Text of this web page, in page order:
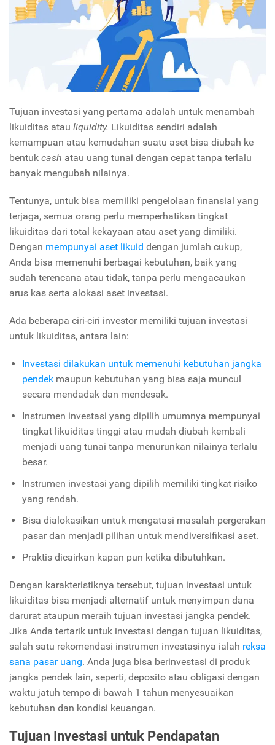
Tujuan investasi yang pertama adalah untuk menambah
likuiditas atau liquidity. Likuiditas sendiri adalah
kemampuan atau kemudahan suatu aset bisa diubah ke
bentuk cash atau uang tunai dengan cepat tanpa terlalu
banyak mengubah nilainya.
Tentunya, untuk bisa memiliki pengelolaan finansial yang
terjaga, semua orang perlu memperhatikan tingkat
likuiditas dari total kekayaan atau aset yang dimiliki.
Dengan mempunyai aset likuid dengan jumlah cukup,
Anda bisa memenuhi berbagai kebutuhan, baik yang
sudah terencana atau tidak, tanpa perlu mengacaukan
arus kas serta alokasi aset investasi.
Ada beberapa ciri-ciri investor memiliki tujuan investasi
untuk likuiditas, antara lain:
Investasi dilakukan untuk memenuhi kebutuhan jangka
pendekmaupun kebutuhan yang bisa saja muncul
secara mendadak dan mendesak.
Instrumen investasi yang dipilih umumnya mempunyai
tingkat likuiditas tinggi atau mudah diubah kembali
menjadi uang tunai tanpa menurunkan nilainya terlalu
besar.
Instrumen investasi yang dipilih memiliki tingkat risiko
yang rendah.
Bisa dialokasikan untuk mengatasi masalah pergerakan
pasar dan menjadi pilihan untuk mendiversifikasi aset.
Praktis dicairkan kapan pun ketika dibutuhkan.
Dengan karakteristiknya tersebut, tujuan investasi untuk
likuiditas bisa menjadi alternatif untuk menyimpan dana
darurat ataupun meraih tujuan investasi jangka pendek.
Jika Anda tertarik untuk investasi dengan tujuan likuiditas,
salah satu rekomendasi instrumen investasinya ialah reksa
sana pasar uang. Anda juga bisa berinvestasi di produk
jangka pendek lain, seperti, deposito atau obligasi dengan
waktu jatuh tempo di bawah 1 tahun menyesuaikan
kebutuhan dan kondisi keuangan.
Tujuan Investasi untuk Pendapatan